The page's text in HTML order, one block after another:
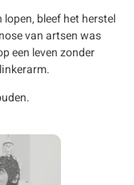
bleef het herstel
van artsen was
een leven zonder